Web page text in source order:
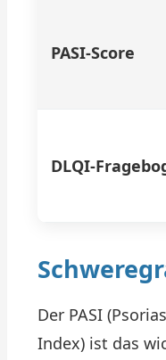
PASI-Score
DLQI-
Der PASI
Index) ist das